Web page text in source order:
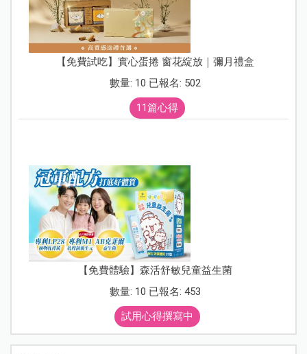
【免費試吃】實心蛋捲 窗花綻放｜彌月禮盒
數量: 10 已報名: 502
11篇心得
【免費體驗】森活舒敏兒童益生菌
數量: 10 已報名: 453
試用心得撰寫中